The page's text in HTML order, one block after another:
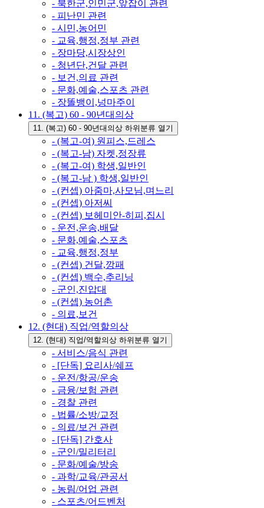
- 북한군,인민군,앞잡이 관련
- 피난민 관련
- 시민,농어민
- 교육,행정,정부 관련
- 장마당,시장상인
- 청년단,건달 관련
- 보건,의료 관련
- 문화,예술,스포츠 관련
- 장똘뱅이,넝마주이
11. (복고) 60 - 90년대의상
11. (복고) 60 - 90년대의상 하위분류 열기
- (복고-여) 원피스,드레스
- (복고-남) 자켓,정장류
- (복고-여) 학생,일반인
- (복고-남 ) 학생,일반인
- (컨셉) 아줌마,사모님,며느리
- (컨셉) 아저씨
- (컨셉) 보헤미안-히피,집시
- 운전,운송,배달
- 문화,예술,스포츠
- 교육,행정,정부
- (컨셉) 건달,깡패
- (컨셉) 백수,추리닝
- 군인,진압대
- (컨셉) 농어촌
- 의료,보건
12. (현대) 직업/역할의상
12. (현대) 직업/역할의상 하위분류 열기
- 서비스/음식 관련
- [단독] 요리사/쉐프
- 운전/항공/운송
- 금융/보험 관련
- 경찰 관련
- 법률/소방/교정
- 의료/보건 관련
- [단독] 간호사
- 군인/밀리터리
- 문화/예술/방송
- 과학/교육/관공서
- 농림/어업 관련
- 스포츠/어드벤처